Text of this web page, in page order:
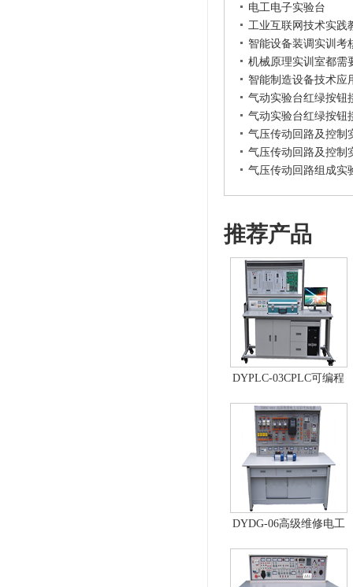
电工电子实验台
工业互联网技术实践
智能设备装调实训考
机械原理实训室都需
智能制造设备技术应
气动实验台红绿按钮
气动实验台红绿按钮
气压传动回路及控制
气压传动回路及控制
气压传动回路组成实
推荐产品
DYPLC-03CPLC可编程
统、自动控制原理综合
实验台
DYDG-06高级维修电工
型）